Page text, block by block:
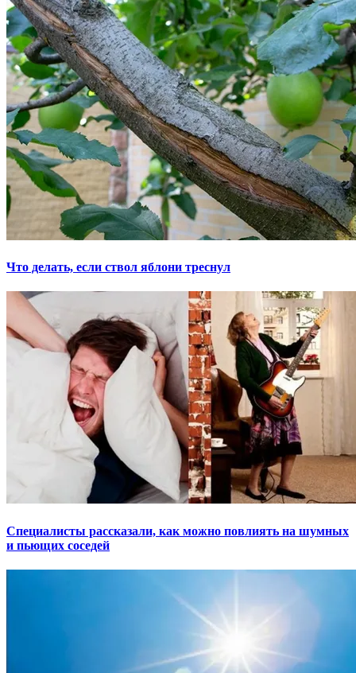
Что делать, если ствол яблони треснул
Специалисты рассказали, как можно повлиять на шумных
и пьющих соседей